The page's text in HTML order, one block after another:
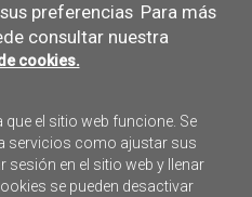
J V S
D
1
preferencias Para más
consultar nuestra
cookies.
el sitio web funcione. Se
servicios como ajustar sus
sesión en el sitio web y llenar
se pueden desactivar